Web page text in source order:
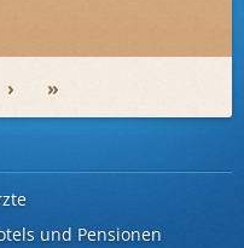
› »
und Pensionen